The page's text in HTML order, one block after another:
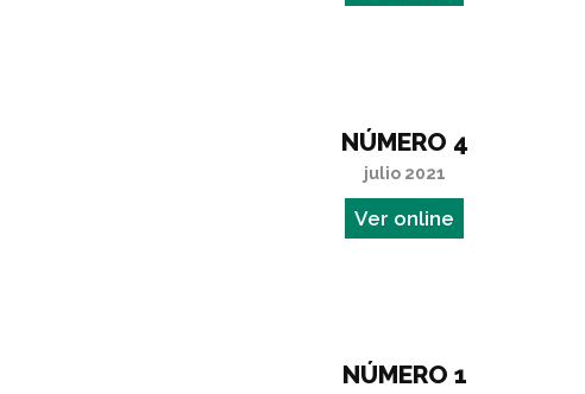
NÚMERO 4
julio 2021
Ver online
NÚMERO 1